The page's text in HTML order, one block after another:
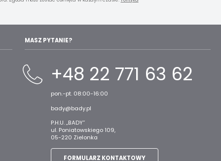
MASZ PYTANIE?
+48 22 771 63 62
pon.-pt. 08:00-16:00
bady@bady.pl
P.H.U. „BADY”
ul. Poniatowskiego 109,
05-220 Zielonka
FORMULARZ KONTAKTOWY